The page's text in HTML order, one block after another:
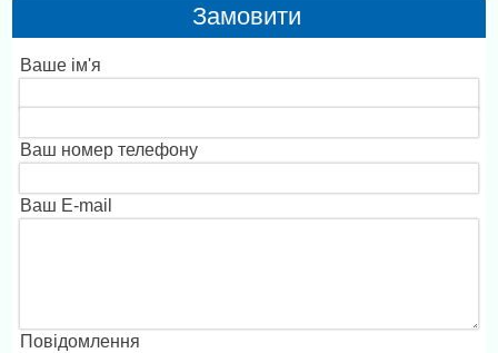
Замовити
Ваше ім'я
Ваш номер телефону
Ваш E-mail
Повідомлення